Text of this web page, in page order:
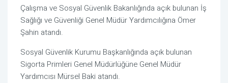
Çalışma ve Sosyal Güvenlik Bakanlığında açık bulunan İş
Sağlığı ve Güvenliği Genel Müdür Yardımcılığına Ömer
Şahin atandı.
Sosyal Güvenlik Kurumu Başkanlığında açık bulunan
Sigorta Primleri Genel Müdürlüğüne Genel Müdür
Yardımcısı Mürsel Baki atandı.